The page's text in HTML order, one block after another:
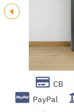
CB
PayPal